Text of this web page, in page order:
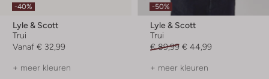
-40%
Lyle & Scott
Trui
Vanaf € 32,99
+ meer kleuren
-50%
Lyle & Scott
Trui
€ 89,99 € 44,99
+ meer kleuren